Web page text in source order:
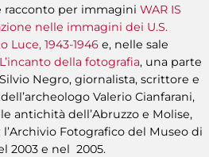
racconto per immagini WAR IS
nelle immagini dei U.S.
Luce, 1943-1946 e, nelle sale
L’incanto della fotografia, una parte
Negro, giornalista, scrittore e
Valerio Cianfarani,
antichità dell’Abruzzo e Molise,
Fotografico del Museo di
2003 e nel 2005.